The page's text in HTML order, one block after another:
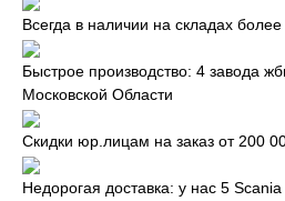
Всегда в наличии на складах
Быстрое производство: 4 завода
Московской Области
Скидки юр.лицам на заказ от 200
Недорогая доставка: у нас 5